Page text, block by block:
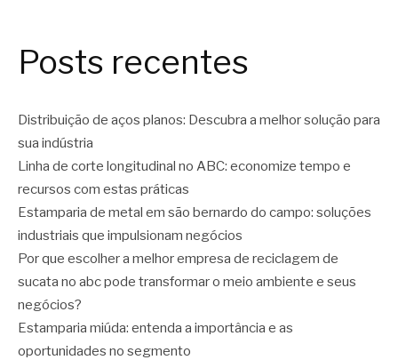
Posts recentes
Distribuição de aços planos: Descubra a melhor solução para
sua indústria
Linha de corte longitudinal no ABC: economize tempo e
recursos com estas práticas
Estamparia de metal em são bernardo do campo: soluções
industriais que impulsionam negócios
Por que escolher a melhor empresa de reciclagem de
sucata no abc pode transformar o meio ambiente e seus
negócios?
Estamparia miúda: entenda a importância e as
oportunidades no segmento